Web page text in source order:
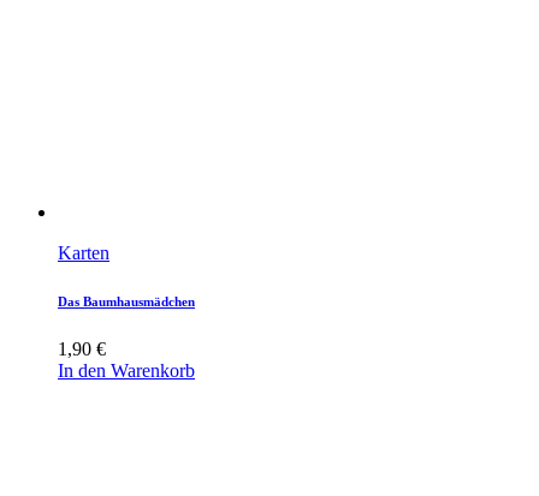
Karten
Das Baumhausmädchen
1,90 €
In den Warenkorb